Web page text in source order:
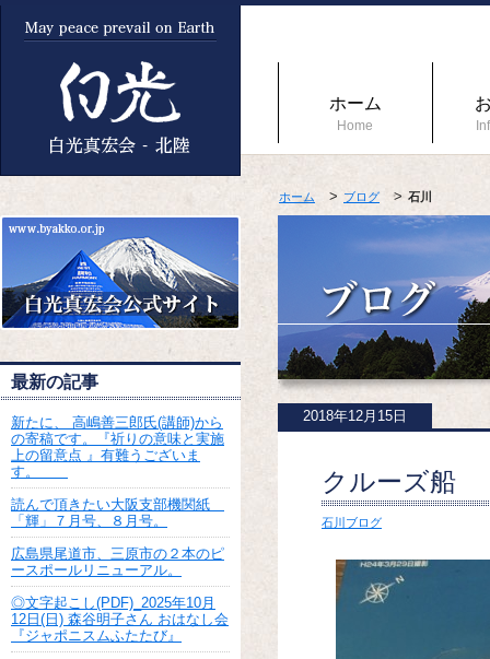
ホーム
Home
ホーム ブログ 石川
2018年12月15日
クルーズ船
石川ブログ
最新の記事
新たに、 高嶋善三郎氏(講師)から
の寄稿です。『祈りの意味と実施
上の留意点 』有難うございま
す。
読んで頂きたい大阪支部機関紙
「輝」７月号、８月号。
広島県尾道市、三原市の２本のピ
ースポールリニューアル。
◎文字起こし(PDF)_2025年10月
12日(日) 森谷明子さん おはなし会
『ジャポニスムふたたび』